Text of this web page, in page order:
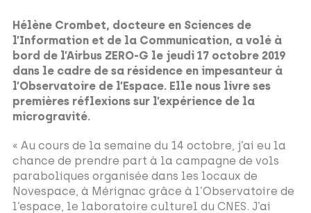
Hélène Crombet, docteure en Sciences de
l’Information et de la Communication, a volé à
bord de l’Airbus ZERO-G le jeudi 17 octobre 2019
dans le cadre de sa résidence en impesanteur à
l’Observatoire de l’Espace. Elle nous livre ses
premières réflexions sur l’expérience de la
microgravité.
« Au cours de la semaine du 14 octobre, j’ai eu la
chance de prendre part à la campagne de vols
paraboliques organisée dans les locaux de
Novespace, à Mérignac grâce à l’Observatoire de
l’espace, le laboratoire culturel du CNES. J’ai